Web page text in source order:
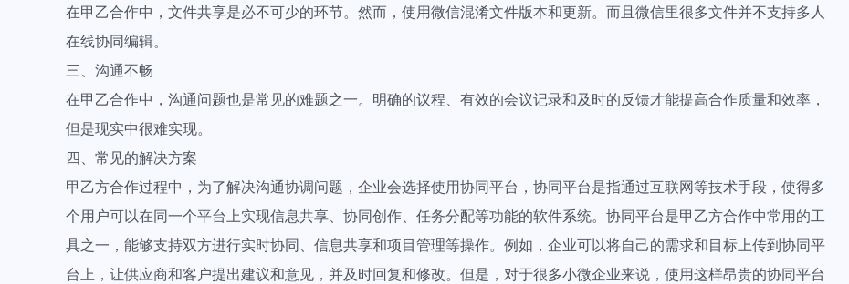
在甲乙合作中，文件共享是必不可少的环节。然而，使用微信混淆文件版本和更新。而且微信里很多文件并不支持多人
在线协同编辑。
三、沟通不畅
在甲乙合作中，沟通问题也是常见的难题之一。明确的议程、有效的会议记录和及时的反馈才能提高合作质量和效率，
但是现实中很难实现。
四、常见的解决方案
甲乙方合作过程中，为了解决沟通协调问题，企业会选择使用协同平台，协同平台是指通过互联网等技术手段，使得多
个用户可以在同一个平台上实现信息共享、协同创作、任务分配等功能的软件系统。协同平台是甲乙方合作中常用的工
具之一，能够支持双方进行实时协同、信息共享和项目管理等操作。例如，企业可以将自己的需求和目标上传到协同平
台上，让供应商和客户提出建议和意见，并及时回复和修改。但是，对于很多小微企业来说，使用这样昂贵的协同平台